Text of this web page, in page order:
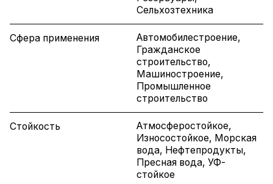
Сельхозтехника
Сфера применения
Автомобилестроение,
Гражданское
строительство,
Машиностроение,
Промышленное
строительство
Стойкость
Атмосферостойкое,
Износостойкое, Морская
вода, Нефтепродукты,
Пресная вода, УФ-
стойкое